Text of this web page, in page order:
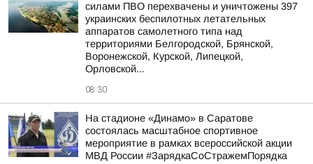
силами ПВО перехвачены и уничтожены 397
украинских беспилотных летательных
аппаратов самолетного типа над
территориями Белгородской, Брянской,
Воронежской, Курской, Липецкой,
Орловской...
08:30
На стадионе «Динамо» в Саратове
состоялась масштабное спортивное
мероприятие в рамках всероссийской акции
МВД России #ЗарядкаСоСтражемПорядка